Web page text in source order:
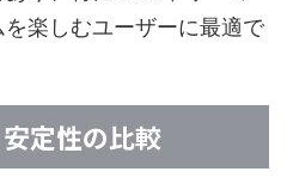
楽しむユーザーに最適で
定性の比較